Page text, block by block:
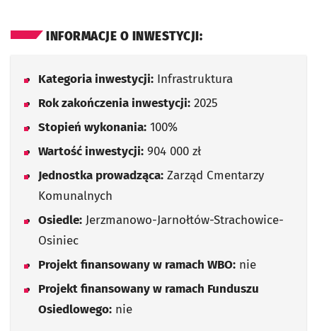
INFORMACJE O INWESTYCJI:
Kategoria inwestycji: Infrastruktura
Rok zakończenia inwestycji: 2025
Stopień wykonania: 100%
Wartość inwestycji: 904 000 zł
Jednostka prowadząca: Zarząd Cmentarzy
Komunalnych
Osiedle: Jerzmanowo-Jarnołtów-Strachowice-
Osiniec
Projekt finansowany w ramach WBO: nie
Projekt finansowany w ramach Funduszu
Osiedlowego: nie